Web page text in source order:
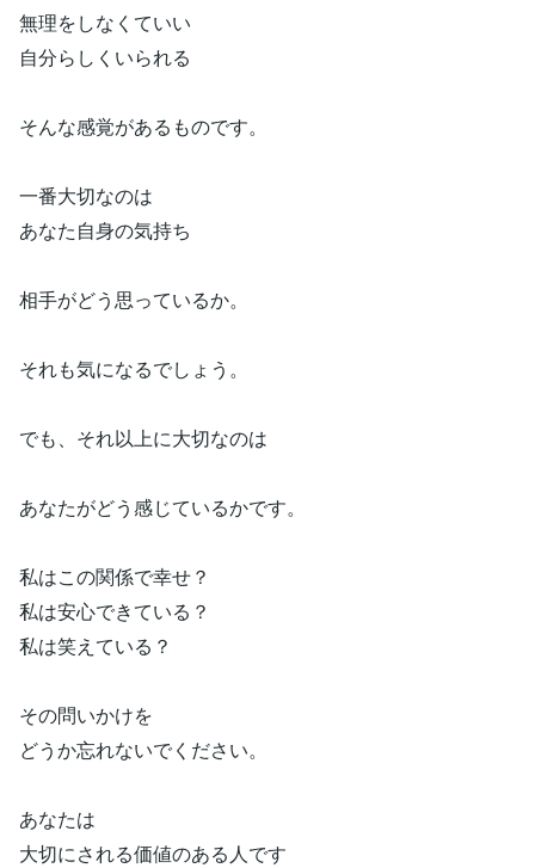
無理をしなくていい
自分らしくいられる
そんな感覚があるものです。
一番大切なのは
あなた自身の気持ち
相手がどう思っているか。
それも気になるでしょう。
でも、それ以上に大切なのは
あなたがどう感じているかです。
私はこの関係で幸せ？
私は安心できている？
私は笑えている？
その問いかけを
どうか忘れないでください。
あなたは
大切にされる価値のある人です